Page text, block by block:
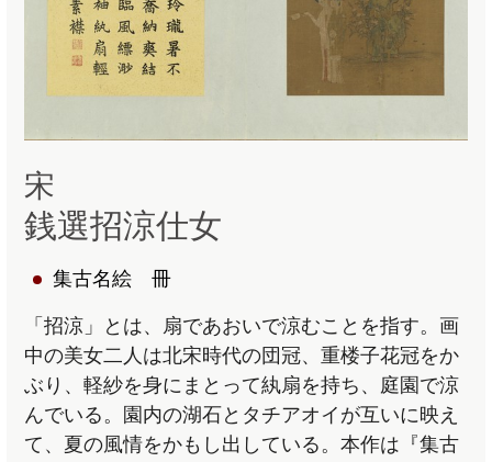
宋
銭選招涼仕女
集古名絵 冊
「招涼」とは、扇であおいで涼むことを指す。画
中の美女二人は北宋時代の団冠、重楼子花冠をか
ぶり、軽紗を身にまとって紈扇を持ち、庭園で涼
んでいる。園内の湖石とタチアオイが互いに映え
て、夏の風情をかもし出している。本作は『集古